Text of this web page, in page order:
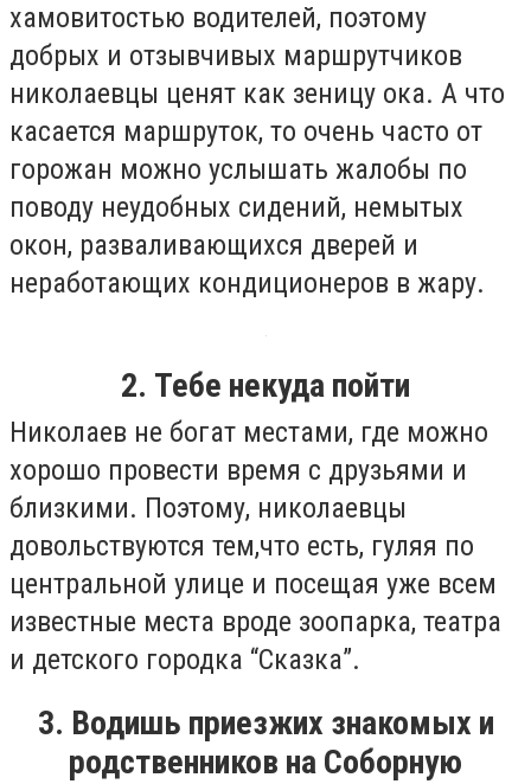
хамовитостью водителей, поэтому
добрых и отзывчивых маршрутчиков
николаевцы ценят как зеницу ока. А что
касается маршруток, то очень часто от
горожан можно услышать жалобы по
поводу неудобных сидений, немытых
окон, разваливающихся дверей и
неработающих кондиционеров в жару.
2. Тебе некуда пойти
Николаев не богат местами, где можно
хорошо провести время с друзьями и
близкими. Поэтому, николаевцы
довольствуются тем,что есть, гуляя по
центральной улице и посещая уже всем
известные места вроде зоопарка, театра
и детского городка “Сказка”.
3. Водишь приезжих знакомых и
родственников на Соборную